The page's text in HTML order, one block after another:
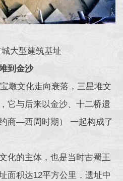
大型建筑基址
到金沙
墩文化走向衰落，三星堆文
它与后来以金沙、十二桥遗
商—西周时期） 一起构成了
化的主体，也是当时古蜀王
面积达12平方公里，遗址中